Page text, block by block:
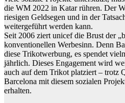
die WM 2022 in Katar rühren. Der
riesigen Geldsegen und in der
weitergeführt werden kann.
Seit 2006 ziert unicef die Brust der
konventionellen Werbesinn. Denn
diese Trikotwerbung, es spendet
jährlich. Dieses Engagement wird
auch auf dem Trikot platziert – trotz
Barcelona mit diesem sozialen
erhalten.